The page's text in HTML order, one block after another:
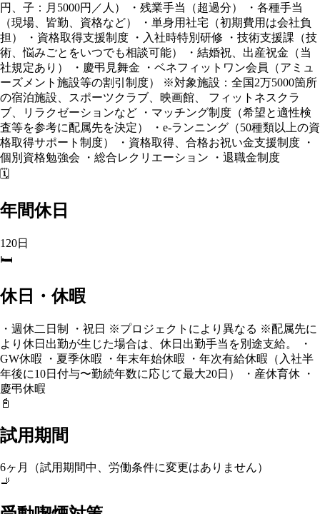
円、子：月5000円／人） ・残業手当（超過分） ・各種手当
（現場、皆勤、資格など） ・単身用社宅（初期費用は会社負
担） ・資格取得支援制度 ・入社時特別研修 ・技術支援課（技
術、悩みごとをいつでも相談可能） ・結婚祝、出産祝金（当
社規定あり） ・慶弔見舞金 ・ベネフィットワン会員（アミュ
ーズメント施設等の割引制度） ※対象施設：全国2万5000箇所
の宿泊施設、スポーツクラブ、映画館、 フィットネスクラ
ブ、リラクゼーションなど ・マッチング制度（希望と適性検
査等を参考に配属先を決定） ・e-ランニング（50種類以上の資
格取得サポート制度） ・資格取得、合格お祝い金支援制度 ・
個別資格勉強会 ・総合レクリエーション ・退職金制度
🗓️
年間休日
120日
🛏️
休日・休暇
・週休二日制 ・祝日 ※プロジェクトにより異なる ※配属先に
より休日出勤が生じた場合は、休日出勤手当を別途支給。 ・
GW休暇 ・夏季休暇 ・年末年始休暇 ・年次有給休暇（入社半
年後に10日付与〜勤続年数に応じて最大20日） ・産休育休 ・
慶弔休暇
📓
試用期間
6ヶ月（試用期間中、労働条件に変更はありません）
🚬